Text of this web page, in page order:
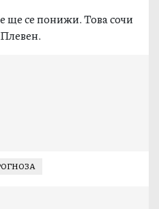
ще се понижи. Toва сочи